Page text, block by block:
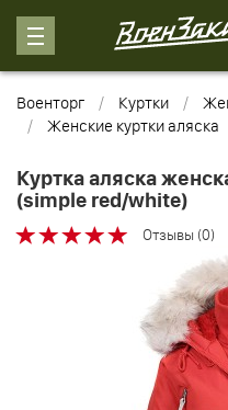
Военторг Куртки
Женские куртки аляска
Куртка аляска
(simple red/white)
Отзывы (0)